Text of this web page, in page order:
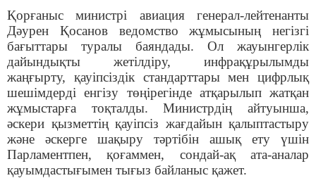
Қорғаныс министрі авиация генерал-лейтенанты
Дәурен Қосанов ведомство жұмысының негізгі
бағыттары туралы баяндады. Ол жауынгерлік
дайындықты жетілдіру, инфрақұрылымды
жаңғырту, қауіпсіздік стандарттары мен цифрлық
шешімдерді енгізу төңірегінде атқарылып жатқан
жұмыстарға тоқталды. Министрдің айтуынша,
әскери қызметтің қауіпсіз жағдайын қалыптастыру
және әскерге шақыру тәртібін ашық ету үшін
Парламентпен, қоғаммен, сондай-ақ ата-аналар
қауымдастығымен тығыз байланыс қажет.